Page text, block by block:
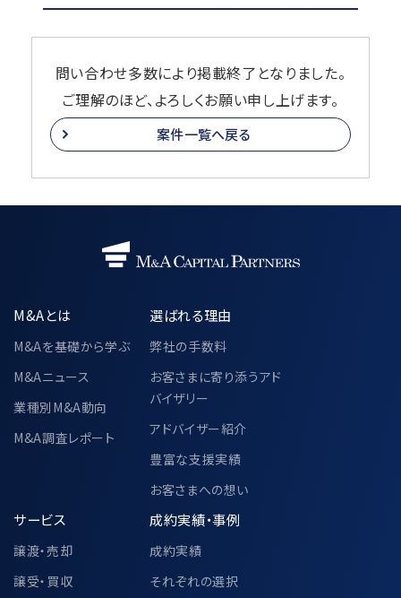
問い合わせ多数により掲載終了となりました。
ご理解のほど、よろしくお願い申し上げます。
案件一覧へ戻る
M&Aとは
M&Aを基礎から学ぶ
M&Aニュース
業種別M&A動向
M&A調査レポート
選ばれる理由
弊社の手数料
お客さまに寄り添うアド
バイザリー
アドバイザー紹介
豊富な支援実績
お客さまへの想い
サービス
譲渡・売却
譲受・買収
成約実績・事例
成約実績
それぞれの選択